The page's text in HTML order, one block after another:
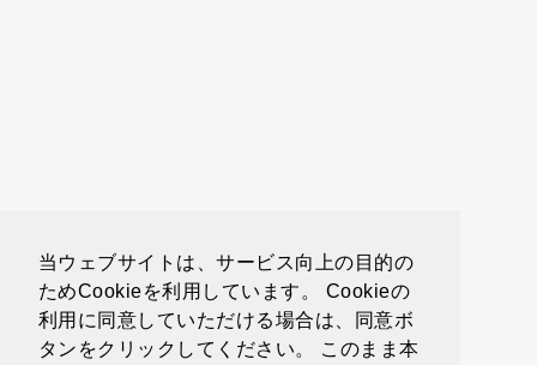
当ウェブサイトは、サービス向上の目的の
ためCookieを利用しています。 Cookieの
利用に同意していただける場合は、同意ボ
タンをクリックしてください。 このまま本